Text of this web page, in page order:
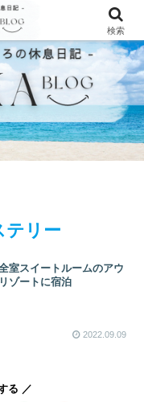
テリー
室スイートルームのアウ
ゾートに宿泊
2022.09.09
る
検索